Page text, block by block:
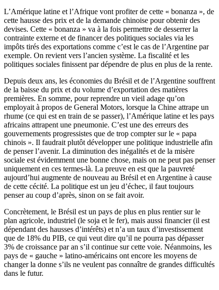
L’Amérique latine et l’Afrique vont profiter de cette « bonanza », de
cette hausse des prix et de la demande chinoise pour obtenir des
devises. Cette « bonanza » va à la fois permettre de desserrer la
contrainte externe et de financer des politiques sociales via les
impôts tirés des exportations comme c’est le cas de l’Argentine par
exemple. On revient vers l’ancien système. La fiscalité et les
politiques sociales finissent par dépendre de plus en plus de la rente.
Depuis deux ans, les économies du Brésil et de l’Argentine souffrent
de la baisse du prix et du volume d’exportation des matières
premières. En somme, pour reprendre un vieil adage qu’on
employait à propos de General Motors, lorsque la Chine attrape un
rhume (ce qui est en train de se passer), l’Amérique latine et les pays
africains attrapent une pneumonie. C’est une des erreurs des
gouvernements progressistes que de trop compter sur le « papa
chinois ». Il faudrait plutôt développer une politique industrielle afin
de penser l’avenir. La diminution des inégalités et de la misère
sociale est évidemment une bonne chose, mais on ne peut pas penser
uniquement en ces termes-là. La preuve en est que la pauvreté
aujourd’hui augmente de nouveau au Brésil et en Argentine à cause
de cette cécité. La politique est un jeu d’échec, il faut toujours
penser au coup d’après, sinon on se fait avoir.
Concrètement, le Brésil est un pays de plus en plus rentier sur le
plan agricole, industriel (le soja et le fer), mais aussi financier (il est
dépendant des hausses d’intérêts) et n’a un taux d’investissement
que de 18% du PIB, ce qui veut dire qu’il ne pourra pas dépasser
3% de croissance par an s’il continue sur cette voie. Néanmoins, les
pays de « gauche » latino-américains ont encore les moyens de
changer la donne s’ils ne veulent pas connaître de grandes difficultés
dans le futur.